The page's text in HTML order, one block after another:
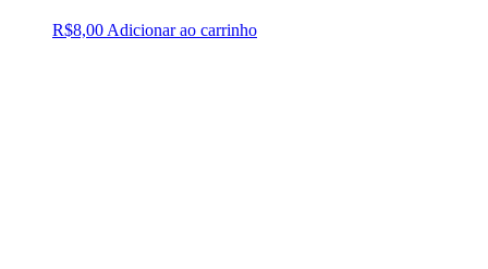
R$8,00 Adicionar ao carrinho